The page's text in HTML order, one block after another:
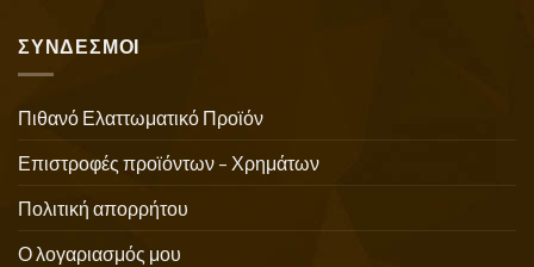
ΣΥΝΔΕΣΜΟΙ
Πιθανό Ελαττωματικό Προϊόν
Επιστροφές προϊόντων – Χρημάτων
Πολιτική απορρήτου
Ο λογαριασμός μου